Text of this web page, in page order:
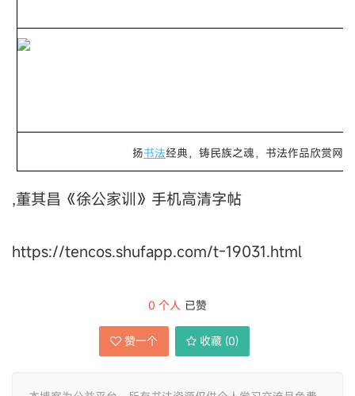
扬书法经典，铸民族之魂，书法作品欣赏网
,董其昌《徐公家训》手机高清字帖
https://tencos.shufapp.com/t-19031.html
0 个人 已赞
赞一个 收藏 (0)